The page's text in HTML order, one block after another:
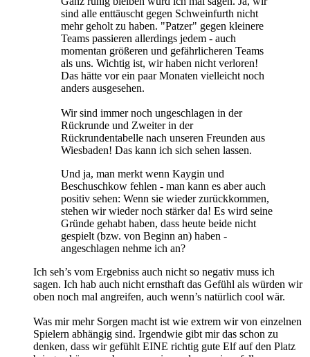
sind alle enttäuscht gegen Schweinfurth nicht
mehr geholt zu haben. "Patzer" gegen kleinere
Teams passieren allerdings jedem - auch
momentan größeren und gefährlicheren Teams
als uns. Wichtig ist, wir haben nicht verloren!
Das hätte vor ein paar Monaten vielleicht noch
anders ausgesehen.
Wir sind immer noch ungeschlagen in der
Rückrunde und Zweiter in der
Rückrundentabelle nach unseren Freunden aus
Wiesbaden! Das kann ich sich sehen lassen.
Und ja, man merkt wenn Kaygin und
Beschuschkow fehlen - man kann es aber auch
positiv sehen: Wenn sie wieder zurückkommen,
stehen wir wieder noch stärker da! Es wird seine
Gründe gehabt haben, dass heute beide nicht
gespielt (bzw. von Beginn an) haben -
angeschlagen nehme ich an?
Ich seh’s vom Ergebniss auch nicht so negativ muss ich
sagen. Ich hab auch nicht ernsthaft das Gefühl als würden wir
oben noch mal angreifen, auch wenn’s natürlich cool wär.
Was mir mehr Sorgen macht ist wie extrem wir von einzelnen
Spielern abhängig sind. Irgendwie gibt mir das schon zu
denken, dass wir gefühlt EINE richtig gute Elf auf den Platz